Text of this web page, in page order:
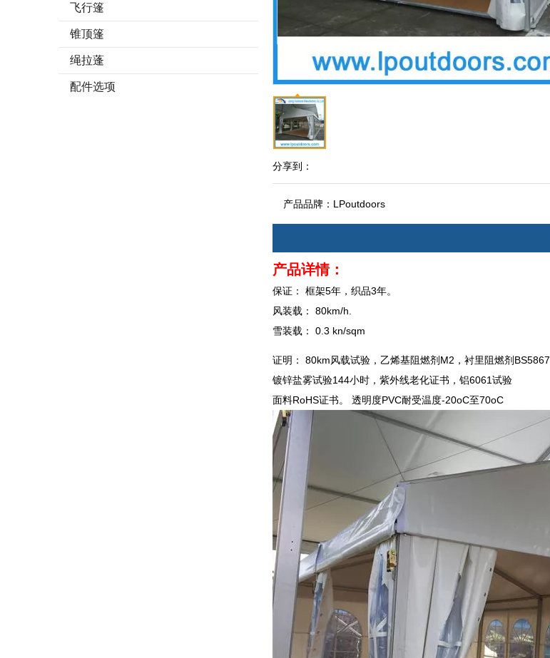
飞行篷
锥顶篷
绳拉蓬
配件选项
分享到：
产品品牌： LPoutdoors
产品详情：
保证： 框架5年，织品3年。
风装载： 80km/h.
雪装载： 0.3 kn/sqm
证明： 80km风载试验，乙烯基阻燃剂M2，衬里阻燃剂BS5867
镀锌盐雾试验144小时，紫外线老化证书，铝6061试验
面料RoHS证书。 透明度PVC耐受温度-20oC至70oC